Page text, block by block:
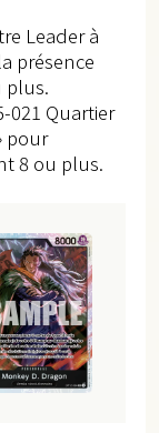
Leader à
présence
plus.
021 Quartier
pour
8 ou plus.